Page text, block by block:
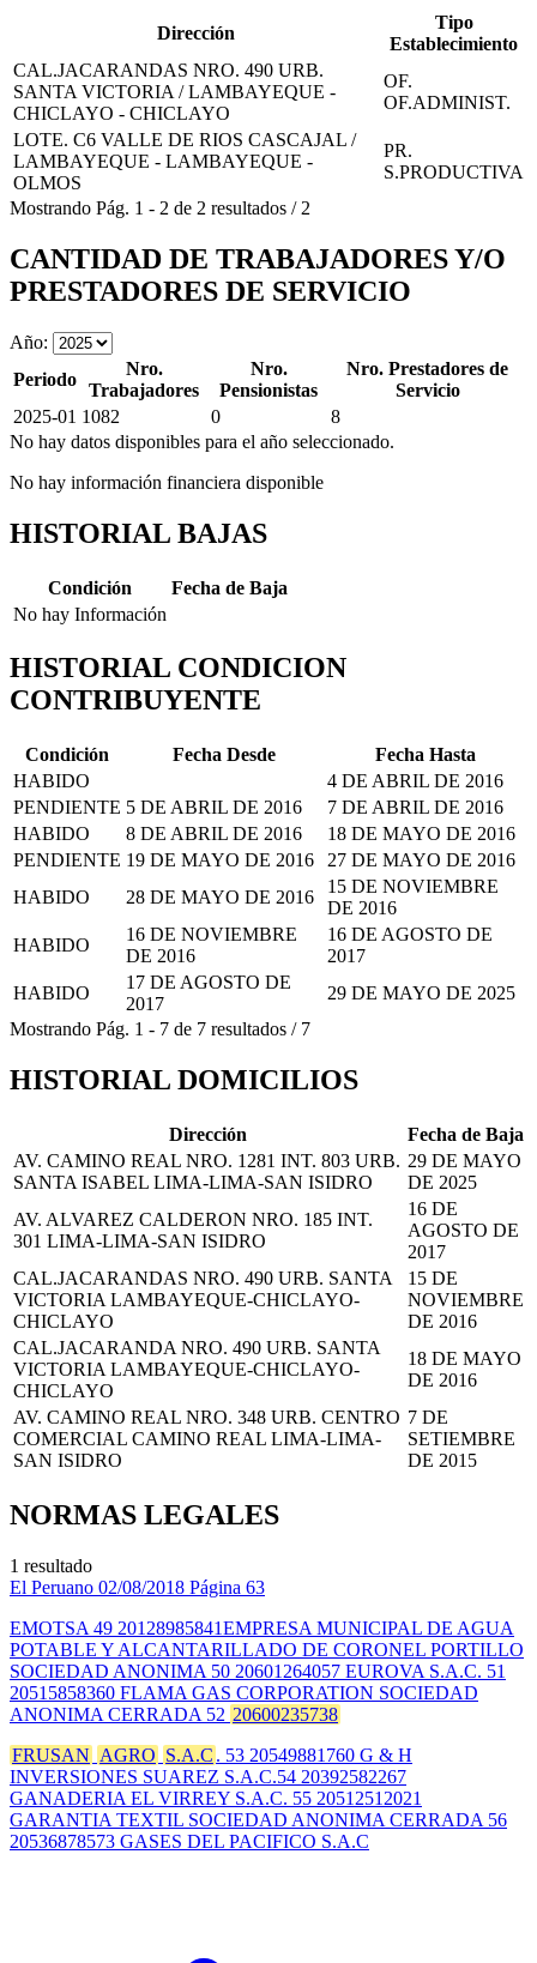
Dirección
Tipo
Establecimiento
CAL.JACARANDAS NRO. 490 URB.
SANTA VICTORIA / LAMBAYEQUE -
CHICLAYO - CHICLAYO
OF.
OF.ADMINIST.
LOTE. C6 VALLE DE RIOS CASCAJAL /
LAMBAYEQUE - LAMBAYEQUE -
OLMOS
PR.
S.PRODUCTIVA
Mostrando Pág. 1 - 2 de 2 resultados / 2
CANTIDAD DE TRABAJADORES Y/O
PRESTADORES DE SERVICIO
Año:
Periodo
Nro.
Trabajadores
Nro.
Pensionistas
Nro. Prestadores de
Servicio
2025-01 1082 0
8
No hay datos disponibles para el año seleccionado.
No hay información financiera disponible
HISTORIAL BAJAS
Condición
Fecha de Baja
No hay Información
HISTORIAL CONDICION
CONTRIBUYENTE
Condición Fecha Desde
Fecha Hasta
HABIDO
4 DE ABRIL DE 2016
PENDIENTE 5 DE ABRIL DE 2016
7 DE ABRIL DE 2016
HABIDO
8 DE ABRIL DE 2016
18 DE MAYO DE 2016
PENDIENTE 19 DE MAYO DE 2016
27 DE MAYO DE 2016
HABIDO
28 DE MAYO DE 2016
15 DE NOVIEMBRE
DE 2016
HABIDO
16 DE NOVIEMBRE
DE 2016
16 DE AGOSTO DE
2017
HABIDO
17 DE AGOSTO DE
2017
29 DE MAYO DE 2025
Mostrando Pág. 1 - 7 de 7 resultados / 7
HISTORIAL DOMICILIOS
Dirección
Fecha de Baja
AV. CAMINO REAL NRO. 1281 INT. 803 URB.
SANTA ISABEL LIMA-LIMA-SAN ISIDRO
29 DE MAYO
DE 2025
AV. ALVAREZ CALDERON NRO. 185 INT.
301 LIMA-LIMA-SAN ISIDRO
16 DE
AGOSTO DE
2017
CAL.JACARANDAS NRO. 490 URB. SANTA
VICTORIA LAMBAYEQUE-CHICLAYO-
CHICLAYO
15 DE
NOVIEMBRE
DE 2016
CAL.JACARANDA NRO. 490 URB. SANTA
VICTORIA LAMBAYEQUE-CHICLAYO-
CHICLAYO
18 DE MAYO
DE 2016
AV. CAMINO REAL NRO. 348 URB. CENTRO
COMERCIAL CAMINO REAL LIMA-LIMA-
SAN ISIDRO
7 DE
SETIEMBRE
DE 2015
NORMAS LEGALES
1 resultado
El Peruano 02/08/2018 Página 63
EMOTSA 49 20128985841EMPRESA MUNICIPAL DE AGUA
POTABLE Y ALCANTARILLADO DE CORONEL PORTILLO
SOCIEDAD ANONIMA 50 20601264057 EUROVA S.A.C. 51
20515858360 FLAMA GAS CORPORATION SOCIEDAD
ANONIMA CERRADA 52 20600235738
FRUSAN AGRO S.A.C . 53 20549881760 G & H
INVERSIONES SUAREZ S.A.C.54 20392582267
GANADERIA EL VIRREY S.A.C. 55 20512512021
GARANTIA TEXTIL SOCIEDAD ANONIMA CERRADA 56
20536878573 GASES DEL PACIFICO S.A.C